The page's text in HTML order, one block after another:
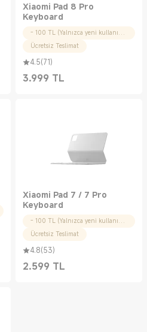
Xiaomi Pad 8 Pro
Keyboard
- 100 TL (Yalnızca yeni kullanıcılar için)
Ücretsiz Teslimat
4.5(71)
3.999 TL
Current Price TL3999.00
Xiaomi Pad 7 / 7 Pro
Keyboard
- 100 TL (Yalnızca yeni kullanıcılar için)
Ücretsiz Teslimat
4.8(53)
2.599 TL
Current Price TL2599.00